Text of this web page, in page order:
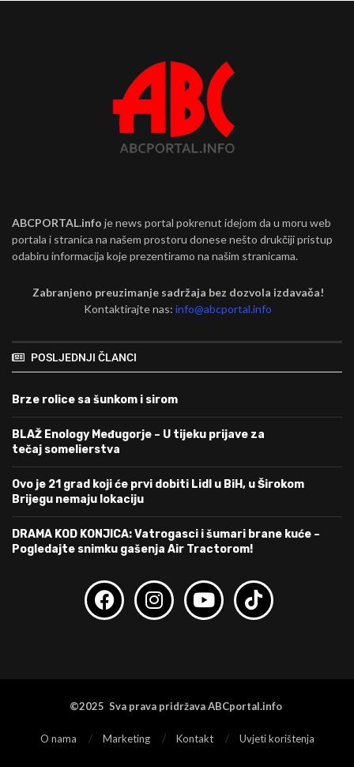
ABCPORTAL.info je news portal pokrenut idejom da u moru web
portala i stranica na našem prostoru donese nešto drukčiji pristup
odabiru informacija koje prezentiramo na našim stranicama.
Zabranjeno preuzimanje sadržaja bez dozvola izdavača!
Kontaktirajte nas:info@abcportal.info
POSLJEDNJI ČLANCI
Brze rolice sa šunkom i sirom
BLAŽ Enology Međugorje – U tijeku prijave za
tečaj somelierstva
Ovo je 21 grad koji će prvi dobiti Lidl u BiH, u Širokom
Brijegu nemaju lokaciju
DRAMA KOD KONJICA: Vatrogasci i šumari brane kuće –
Pogledajte snimku gašenja Air Tractorom!
©2025 Sva prava pridržava ABCportal.info
O nama Marketing Kontakt Uvjeti korištenja